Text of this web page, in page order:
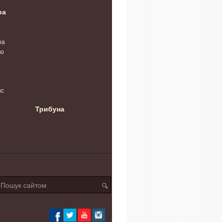
Трибуна